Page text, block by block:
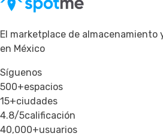
El marketplace de almacenamiento
en México
Síguenos
500+espacios
15+ciudades
4.8/5calificación
40,000+usuarios